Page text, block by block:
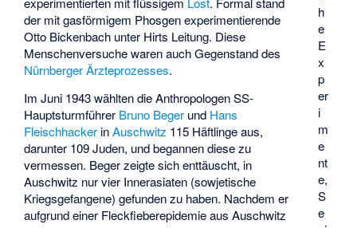
h
e
E
x
p
er
i
m
e
nt
e,
S
e
der mit gasförmigem Phosgen experimentierende
Otto Bickenbach unter Hirts Leitung. Diese
Menschenversuche waren auch Gegenstand des
Nürnberger Ärzteprozesses.
Im Juni 1943 wählten die Anthropologen SS-
Hauptsturmführer Bruno Beger und Hans
Fleischhacker inAuschwitz 115 Häftlinge aus,
darunter 109 Juden, und begannen diese zu
vermessen. Beger zeigte sich enttäuscht, in
Auschwitz nur vier Innerasiaten (sowjetische
Kriegsgefangene) gefunden zu haben. Nachdem er
aufgrund einer Fleckfieberepidemie aus Auschwitz